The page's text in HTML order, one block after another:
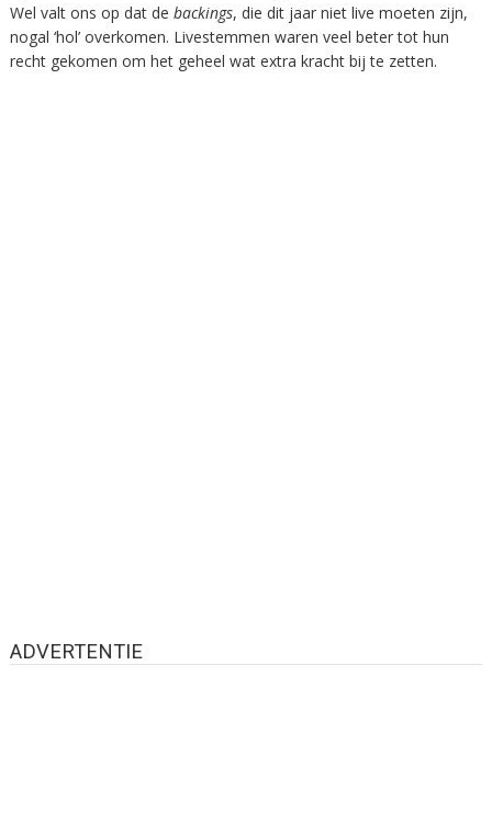
Wel valt ons op dat de backings, die dit jaar niet live moeten zijn,
nogal ‘hol’ overkomen. Livestemmen waren veel beter tot hun
recht gekomen om het geheel wat extra kracht bij te zetten.
ADVERTENTIE